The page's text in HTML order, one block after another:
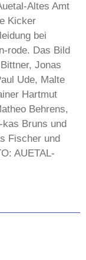
Altes Amt
Kicker
bei
rode. Das Bild
Jonas
Ude, Malte
Hartmut
Behrens,
Bruns und
Fischer und
AUETAL-